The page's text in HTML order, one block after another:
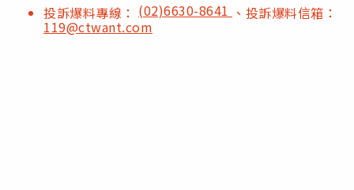
投訴爆料專線： (02)6630-8641 、投訴爆料信箱：
119@ctwant.com